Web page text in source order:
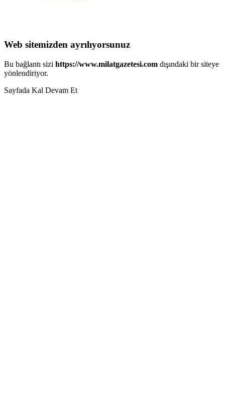
Web sitemizden ayrılıyorsunuz
Bu bağlantı sizi https://www.milatgazetesi.com dışındaki bir siteye
yönlendiriyor.
Sayfada Kal Devam Et